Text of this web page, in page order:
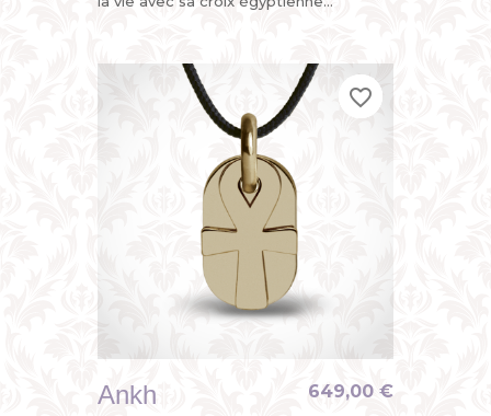
Ankh 649,00 €
favorite_border
favorite_border
favorite_border